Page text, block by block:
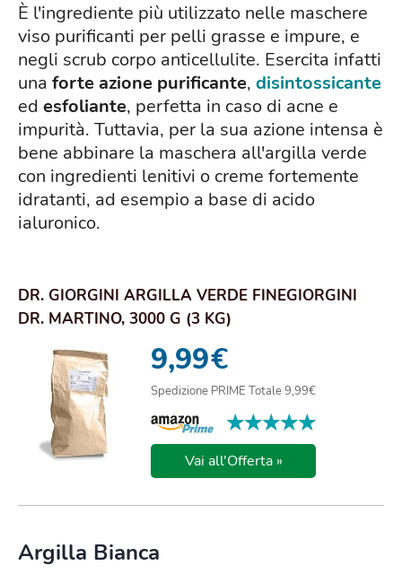
È l'ingrediente più utilizzato nelle maschere
viso purificanti per pelli grasse e impure, e
negli scrub corpo anticellulite. Esercita infatti
una forte azione purificante, disintossicante
ed esfoliante, perfetta in caso di acne e
impurità. Tuttavia, per la sua azione intensa è
bene abbinare la maschera all'argilla verde
con ingredienti lenitivi o creme fortemente
idratanti, ad esempio a base di acido
ialuronico.
DR. GIORGINI ARGILLA VERDE FINEGIORGINI
DR. MARTINO, 3000 G (3 KG)
9,99€
Spedizione PRIME Totale 9,99€
★★★★★
★★★★★
Vai all'Offerta »
Argilla Bianca